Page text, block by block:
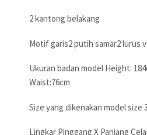
2 kantong belakang
Motif garis2 putih samar2 lurus
Ukuran badan model Height:
Waist:76cm
Size yang dikenakan model size
Lingkar Pinggang X Panjang